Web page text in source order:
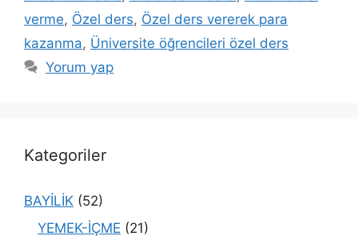
verme, Özel ders, Özel ders vererek para
kazanma, Üniversite öğrencileri özel ders
Yorum yap
Kategoriler
BAYİLİK (52)
YEMEK-İÇME (21)